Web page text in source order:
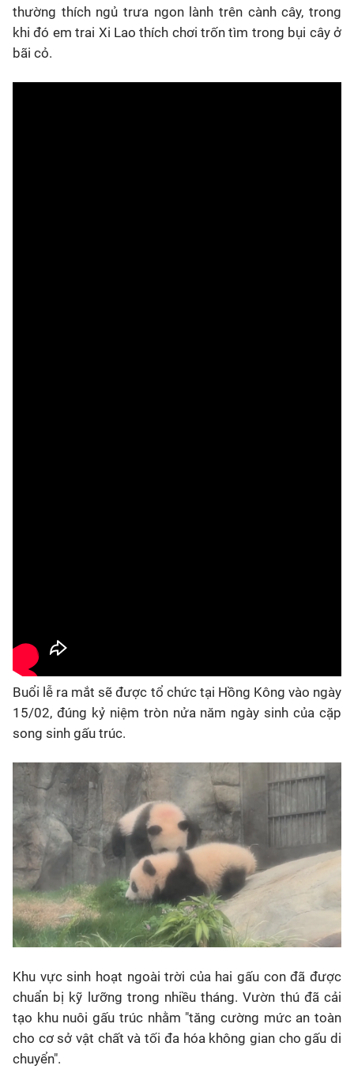
thường thích ngủ trưa ngon lành trên cành cây, trong
khi đó em trai Xi Lao thích chơi trốn tìm trong bụi cây ở
bãi cỏ.
Buổi lễ ra mắt sẽ được tổ chức tại Hồng Kông vào ngày
15/02, đúng kỷ niệm tròn nửa năm ngày sinh của cặp
song sinh gấu trúc.
Khu vực sinh hoạt ngoài trời của hai gấu con đã được
chuẩn bị kỹ lưỡng trong nhiều tháng. Vườn thú đã cải
tạo khu nuôi gấu trúc nhằm "tăng cường mức an toàn
cho cơ sở vật chất và tối đa hóa không gian cho gấu di
chuyển".